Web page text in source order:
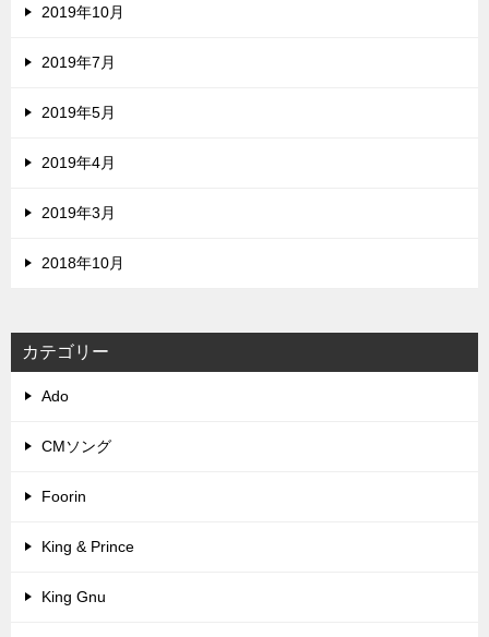
2019年10月
2019年7月
2019年5月
2019年4月
2019年3月
2018年10月
カテゴリー
Ado
CMソング
Foorin
King & Prince
King Gnu